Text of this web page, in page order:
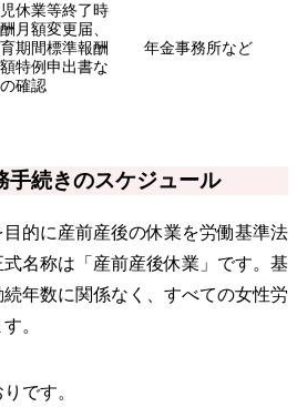
休業等終了時
月額変更届、
期間標準報酬
額特例申出書な
確認
年金事務所など
手続きのスケジュール
的に産前産後の休業を労働基準法
名称は「産前産後休業」です。基
年数に関係なく、すべての女性労
。
です。